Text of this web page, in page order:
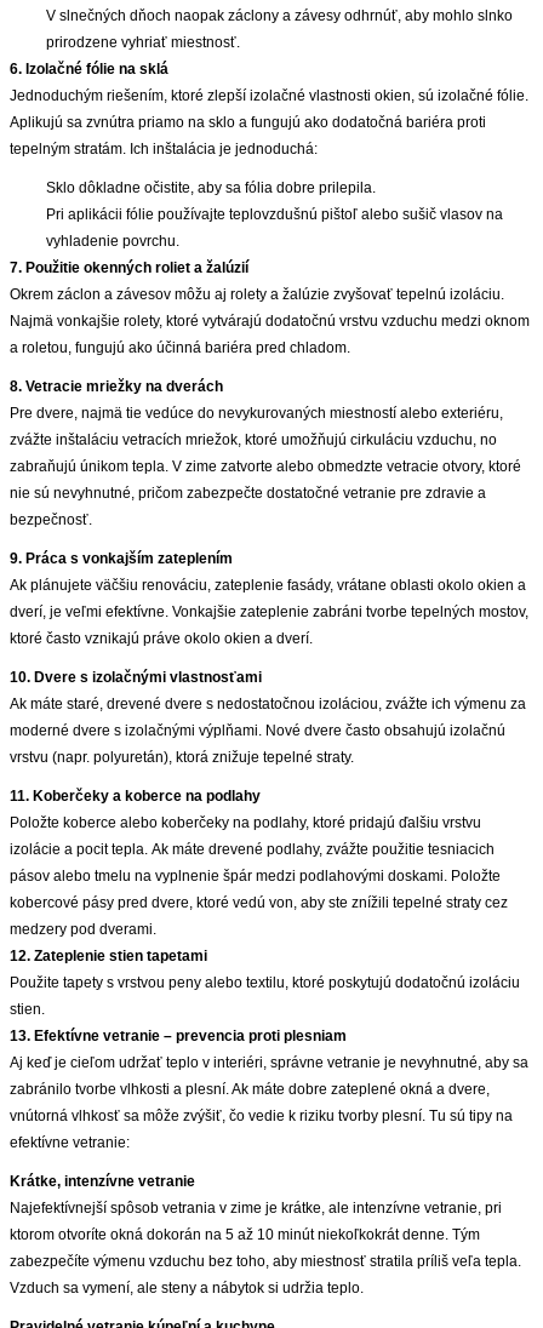
V slnečných dňoch naopak záclony a závesy odhrnúť, aby mohlo slnko
prirodzene vyhriať miestnosť.
6. Izolačné fólie na sklá
Jednoduchým riešením, ktoré zlepší izolačné vlastnosti okien, sú izolačné fólie.
Aplikujú sa zvnútra priamo na sklo a fungujú ako dodatočná bariéra proti
tepelným stratám. Ich inštalácia je jednoduchá:
Sklo dôkladne očistite, aby sa fólia dobre prilepila.
Pri aplikácii fólie používajte teplovzdušnú pištoľ alebo sušič vlasov na
vyhladenie povrchu.
7. Použitie okenných roliet a žalúzií
Okrem záclon a závesov môžu aj rolety a žalúzie zvyšovať tepelnú izoláciu.
Najmä vonkajšie rolety, ktoré vytvárajú dodatočnú vrstvu vzduchu medzi oknom
a roletou, fungujú ako účinná bariéra pred chladom.
8. Vetracie mriežky na dverách
Pre dvere, najmä tie vedúce do nevykurovaných miestností alebo exteriéru,
zvážte inštaláciu vetracích mriežok, ktoré umožňujú cirkuláciu vzduchu, no
zabraňujú únikom tepla. V zime zatvorte alebo obmedzte vetracie otvory, ktoré
nie sú nevyhnutné, pričom zabezpečte dostatočné vetranie pre zdravie a
bezpečnosť.
9. Práca s vonkajším zateplením
Ak plánujete väčšiu renováciu, zateplenie fasády, vrátane oblasti okolo okien a
dverí, je veľmi efektívne. Vonkajšie zateplenie zabráni tvorbe tepelných mostov,
ktoré často vznikajú práve okolo okien a dverí.
10. Dvere s izolačnými vlastnosťami
Ak máte staré, drevené dvere s nedostatočnou izoláciou, zvážte ich výmenu za
moderné dvere s izolačnými výplňami. Nové dvere často obsahujú izolačnú
vrstvu (napr. polyuretán), ktorá znižuje tepelné straty.
11. Koberčeky a koberce na podlahy
Položte koberce alebo koberčeky na podlahy, ktoré pridajú ďalšiu vrstvu
izolácie a pocit tepla. Ak máte drevené podlahy, zvážte použitie tesniacich
pásov alebo tmelu na vyplnenie špár medzi podlahovými doskami. Položte
kobercové pásy pred dvere, ktoré vedú von, aby ste znížili tepelné straty cez
medzery pod dverami.
12. Zateplenie stien tapetami
Použite tapety s vrstvou peny alebo textilu, ktoré poskytujú dodatočnú izoláciu
stien.
13. Efektívne vetranie – prevencia proti plesniam
Aj keď je cieľom udržať teplo v interiéri, správne vetranie je nevyhnutné, aby sa
zabránilo tvorbe vlhkosti a plesní. Ak máte dobre zateplené okná a dvere,
vnútorná vlhkosť sa môže zvýšiť, čo vedie k riziku tvorby plesní. Tu sú tipy na
efektívne vetranie:
Krátke, intenzívne vetranie
Najefektívnejší spôsob vetrania v zime je krátke, ale intenzívne vetranie, pri
ktorom otvoríte okná dokorán na 5 až 10 minút niekoľkokrát denne. Tým
zabezpečíte výmenu vzduchu bez toho, aby miestnosť stratila príliš veľa tepla.
Vzduch sa vymení, ale steny a nábytok si udržia teplo.